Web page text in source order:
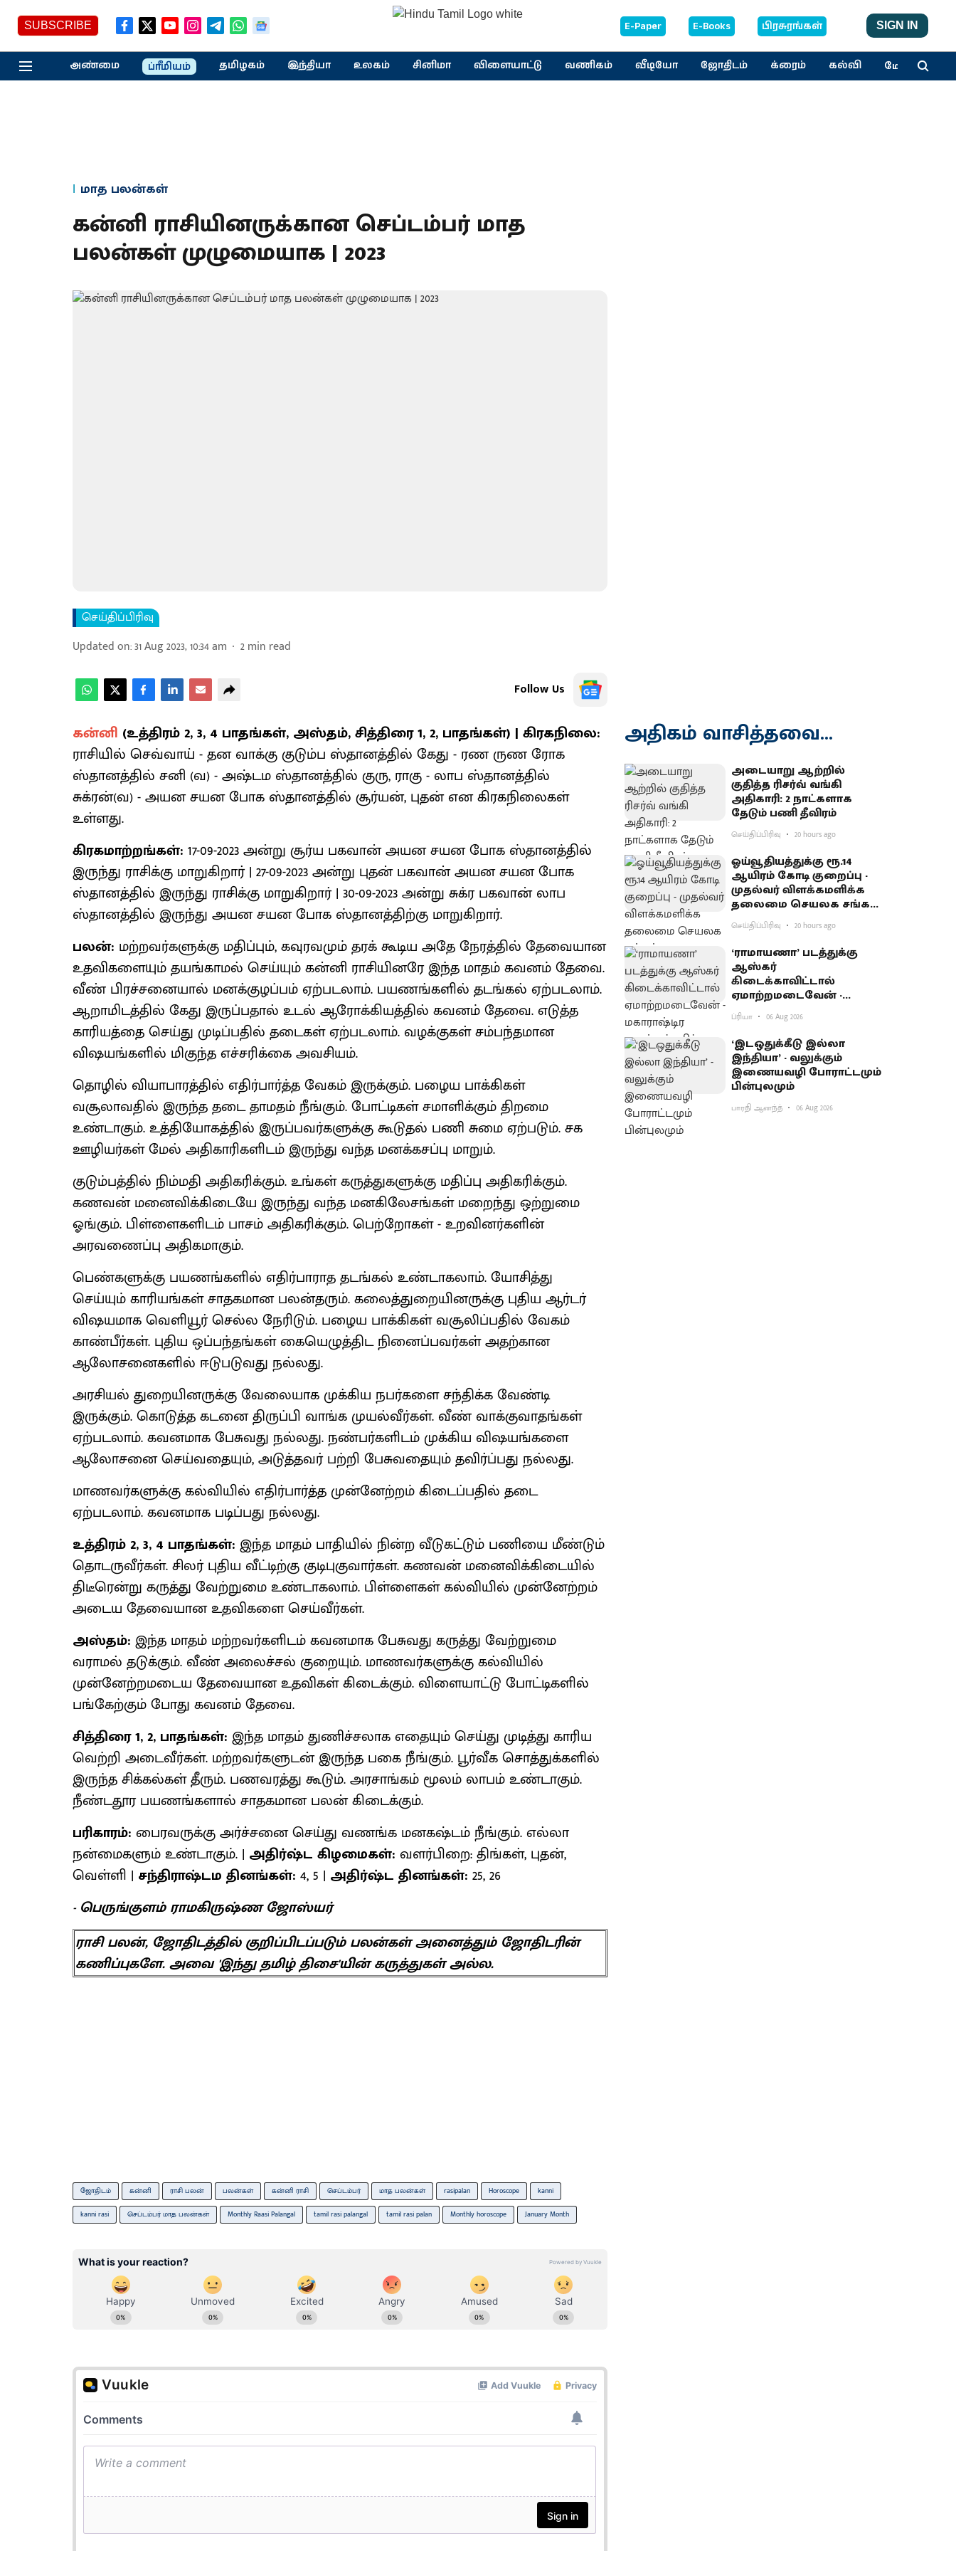
SUBSCRIBE E-Paper E-Books பிரசுரங்கள் SIGN IN
அண்மை ப்ரீமியம் தமிழகம் இந்தியா உலகம் சினிமா விளையாட்டு வணிகம் வீடியோ ஜோதிடம் க்ரைம் கல்வி மேலும்
மாத பலன்கள்
கன்னி ராசியினருக்கான செப்டம்பர் மாத
பலன்கள் முழுமையாக | 2023
செய்திப்பிரிவு
Updated on:31 Aug 2023, 10:34 am 2min read
Follow Us
கன்னி (உத்திரம் 2, 3, 4 பாதங்கள், அஸ்தம், சித்திரை 1, 2, பாதங்கள்) | கிரகநிலை:
ராசியில் செவ்வாய் - தன வாக்கு குடும்ப ஸ்தானத்தில் கேது - ரண ருண ரோக
ஸ்தானத்தில் சனி (வ) - அஷ்டம ஸ்தானத்தில் குரு, ராகு - லாப ஸ்தானத்தில்
சுக்ரன்(வ) - அயன சயன போக ஸ்தானத்தில் சூர்யன், புதன் என கிரகநிலைகள்
உள்ளது.
கிரகமாற்றங்கள்: 17-09-2023 அன்று சூர்ய பகவான் அயன சயன போக ஸ்தானத்தில்
இருந்து ராசிக்கு மாறுகிறார் | 27-09-2023 அன்று புதன் பகவான் அயன சயன போக
ஸ்தானத்தில் இருந்து ராசிக்கு மாறுகிறார் | 30-09-2023 அன்று சுக்ர பகவான் லாப
ஸ்தானத்தில் இருந்து அயன சயன போக ஸ்தானத்திற்கு மாறுகிறார்.
பலன்: மற்றவர்களுக்கு மதிப்பும், கவுரவமும் தரக் கூடிய அதே நேரத்தில் தேவையான
உதவிகளையும் தயங்காமல் செய்யும் கன்னி ராசியினரே இந்த மாதம் கவனம் தேவை.
வீண் பிரச்சனையால் மனக்குழப்பம் ஏற்படலாம். பயணங்களில் தடங்கல் ஏற்படலாம்.
ஆறாமிடத்தில் கேது இருப்பதால் உடல் ஆரோக்கியத்தில் கவனம் தேவை. எடுத்த
காரியத்தை செய்து முடிப்பதில் தடைகள் ஏற்படலாம். வழக்குகள் சம்பந்தமான
விஷயங்களில் மிகுந்த எச்சரிக்கை அவசியம்.
தொழில் வியாபாரத்தில் எதிர்பார்த்த வேகம் இருக்கும். பழைய பாக்கிகள்
வசூலாவதில் இருந்த தடை தாமதம் நீங்கும். போட்டிகள் சமாளிக்கும் திறமை
உண்டாகும். உத்தியோகத்தில் இருப்பவர்களுக்கு கூடுதல் பணி சுமை ஏற்படும். சக
ஊழியர்கள் மேல் அதிகாரிகளிடம் இருந்து வந்த மனக்கசப்பு மாறும்.
குடும்பத்தில் நிம்மதி அதிகரிக்கும். உங்கள் கருத்துகளுக்கு மதிப்பு அதிகரிக்கும்.
கணவன் மனைவிக்கிடையே இருந்து வந்த மனகிலேசங்கள் மறைந்து ஒற்றுமை
ஓங்கும். பிள்ளைகளிடம் பாசம் அதிகரிக்கும். பெற்றோகள் - உறவினர்களின்
அரவணைப்பு அதிகமாகும்.
பெண்களுக்கு பயணங்களில் எதிர்பாராத தடங்கல் உண்டாகலாம். யோசித்து
செய்யும் காரியங்கள் சாதகமான பலன்தரும். கலைத்துறையினருக்கு புதிய ஆர்டர்
விஷயமாக வெளியூர் செல்ல நேரிடும். பழைய பாக்கிகள் வசூலிப்பதில் வேகம்
காண்பீர்கள். புதிய ஒப்பந்தங்கள் கையெழுத்திட நினைப்பவர்கள் அதற்கான
ஆலோசனைகளில் ஈடுபடுவது நல்லது.
அரசியல் துறையினருக்கு வேலையாக முக்கிய நபர்களை சந்திக்க வேண்டி
இருக்கும். கொடுத்த கடனை திருப்பி வாங்க முயல்வீர்கள். வீண் வாக்குவாதங்கள்
ஏற்படலாம். கவனமாக பேசுவது நல்லது. நண்பர்களிடம் முக்கிய விஷயங்களை
ஆலோசனை செய்வதையும், அடுத்தவர் பற்றி பேசுவதையும் தவிர்ப்பது நல்லது.
மாணவர்களுக்கு கல்வியில் எதிர்பார்த்த முன்னேற்றம் கிடைப்பதில் தடை
ஏற்படலாம். கவனமாக படிப்பது நல்லது.
உத்திரம் 2, 3, 4 பாதங்கள்: இந்த மாதம் பாதியில் நின்ற வீடுகட்டும் பணியை மீண்டும்
தொடருவீர்கள். சிலர் புதிய வீட்டிற்கு குடிபுகுவார்கள். கணவன் மனைவிக்கிடையில்
திடீரென்று கருத்து வேற்றுமை உண்டாகலாம். பிள்ளைகள் கல்வியில் முன்னேற்றம்
அடைய தேவையான உதவிகளை செய்வீர்கள்.
அஸ்தம்: இந்த மாதம் மற்றவர்களிடம் கவனமாக பேசுவது கருத்து வேற்றுமை
வராமல் தடுக்கும். வீண் அலைச்சல் குறையும். மாணவர்களுக்கு கல்வியில்
முன்னேற்றமடைய தேவையான உதவிகள் கிடைக்கும். விளையாட்டு போட்டிகளில்
பங்கேற்கும் போது கவனம் தேவை.
சித்திரை 1, 2, பாதங்கள்: இந்த மாதம் துணிச்சலாக எதையும் செய்து முடித்து காரிய
வெற்றி அடைவீர்கள். மற்றவர்களுடன் இருந்த பகை நீங்கும். பூர்வீக சொத்துக்களில்
இருந்த சிக்கல்கள் தீரும். பணவரத்து கூடும். அரசாங்கம் மூலம் லாபம் உண்டாகும்.
நீண்டதூர பயணங்களால் சாதகமான பலன் கிடைக்கும்.
பரிகாரம்: பைரவருக்கு அர்ச்சனை செய்து வணங்க மனகஷ்டம் நீங்கும். எல்லா
நன்மைகளும் உண்டாகும். | அதிர்ஷ்ட கிழமைகள்: வளர்பிறை: திங்கள், புதன்,
வெள்ளி | சந்திராஷ்டம தினங்கள்: 4, 5 | அதிர்ஷ்ட தினங்கள்: 25, 26
- பெருங்குளம் ராமகிருஷ்ண ஜோஸ்யர்
ராசி பலன், ஜோதிடத்தில் குறிப்பிடப்படும் பலன்கள் அனைத்தும் ஜோதிடரின்
கணிப்புகளே. அவை 'இந்து தமிழ் திசை'யின் கருத்துகள் அல்ல.
ஜோதிடம் கன்னி ராசி பலன் பலன்கள் கன்னி ராசி செப்டம்பர் மாத பலன்கள் rasipalan Horoscope kanni
kanni rasi செப்டம்பர் மாத பலன்கள் Monthly Raasi Palangal tamil rasi palangal tamil rasi palan Monthly horoscope January Month
அதிகம் வாசித்தவை...
அடையாறு ஆற்றில்
குதித்த ரிசர்வ் வங்கி
அதிகாரி: 2 நாட்களாக
தேடும் பணி தீவிரம்
செய்திப்பிரிவு 20 hours ago
ஓய்வூதியத்துக்கு ரூ.14
ஆயிரம் கோடி குறைப்பு -
முதல்வர் விளக்கமளிக்க
தலைமை செயலக சங்கம்
வலியுறுத்தல்
செய்திப்பிரிவு 20 hours ago
‘ராமாயணா’ படத்துக்கு
ஆஸ்கர்
கிடைக்காவிட்டால்
ஏமாற்றமடைவேன் -
மகாராஷ்டிர முதல்வர்
பகிர்வு
ப்ரியா 06 Aug 2026
‘இடஒதுக்கீடு இல்லா
இந்தியா’ - வலுக்கும்
இணையவழி போராட்டமும்
பின்புலமும்
பாரதி ஆனந்த் 06 Aug 2026